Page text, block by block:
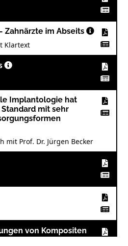
Zahnärzte im Abseits
Klartext
Implantologie hat
mit sehr
mit Prof. Dr. Jürgen Becker
von Kompositen